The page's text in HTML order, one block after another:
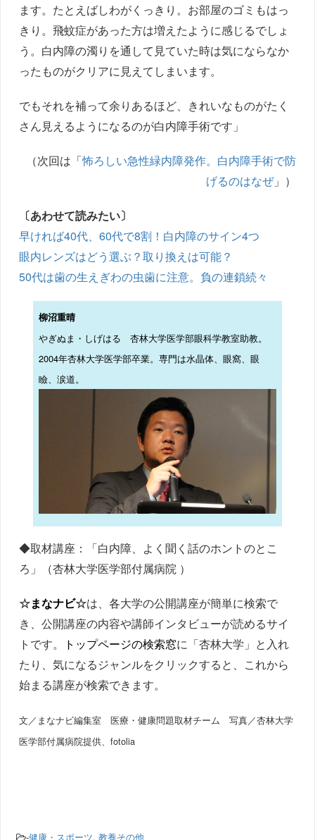
ます。たとえばしわがくっきり。お部屋のゴミもはっ
きり。飛蚊症があった方は増えたように感じるでしょ
う。白内障の濁りを通して見ていた時は気にならなか
ったものがクリアに見えてしまいます。
でもそれを補って余りあるほど、きれいなものがたく
さん見えるようになるのが白内障手術です」
（次回は「怖ろしい急性緑内障発作。白内障手術で防
げるのはなぜ」）
〔あわせて読みたい〕
早ければ40代、60代で8割！白内障のサイン4つ
眼内レンズはどう選ぶ？取り換えは可能？
50代は歯の生えぎわの虫歯に注意。負の連鎖続々
柳沼重晴
やぎぬま・しげはる 杏林大学医学部眼科学教室助教。
2004年杏林大学医学部卒業。専門は水晶体、眼窩、眼
瞼、涙道。
◆取材講座：「白内障、よく聞く話のホントのとこ
ろ」（杏林大学医学部付属病院 ）
☆まなナビ☆は、各大学の公開講座が簡単に検索で
き、公開講座の内容や講師インタビューが読めるサイ
トです。
トップページの検索窓に「杏林大学」と入れ
たり、気になるジャンルをクリックすると、これから
始まる講座が検索できます。
文／まなナビ編集室 医療・健康問題取材チーム 写真／杏林大学
医学部付属病院提供、fotolia
-健康・スポーツ,教養その他